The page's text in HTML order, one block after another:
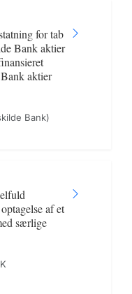
for tab
Bank aktier
aktier
Bank)
af et
særlige